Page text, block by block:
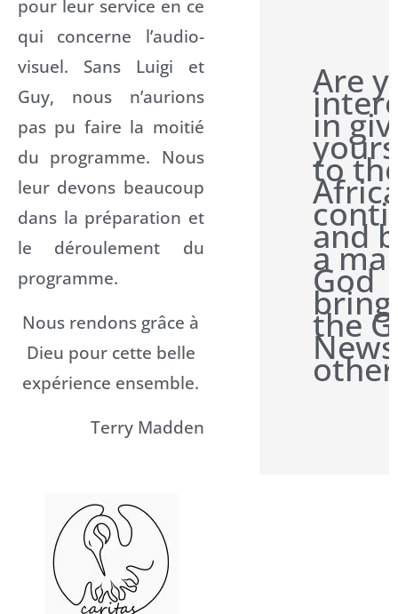
pour leur service en ce
qui concerne l’audio-
visuel. Sans Luigi et
Guy, nous n’aurions
pas pu faire la moitié
du programme. Nous
leur devons beaucoup
dans la préparation et
le déroulement du
programme.
Nous rendons grâce à
Dieu pour cette belle
expérience ensemble.
Terry Madden
Are
in
to
and
a
God
the